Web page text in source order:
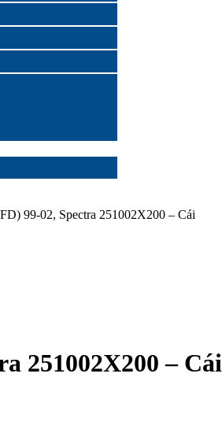
99-02, Spectra 251002X200 – Cái
251002X200 – Cái